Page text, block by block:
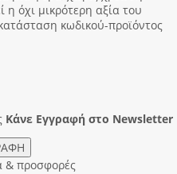
όχι μικρότερη αξία του
κωδικού-προϊόντος
Κάνε Eγγραφή στο Newsletter
& προσφορές